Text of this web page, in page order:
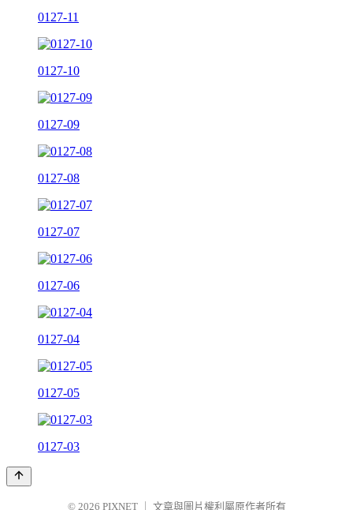
0127-11
0127-10
0127-09
0127-08
0127-07
0127-06
0127-04
0127-05
0127-03
© 2026 PIXNET 文章與圖片權利屬原作者所有